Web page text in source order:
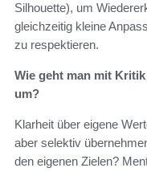
Silhouette), um
gleichzeitig kleine
zu respektieren.
Wie geht man mit
um?
Klarheit über eigene
aber selektiv
den eigenen Zielen?